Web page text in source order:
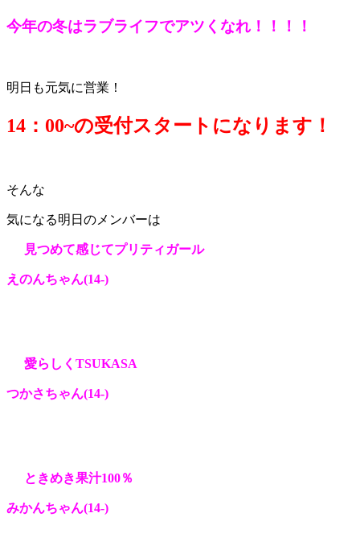
今年の冬はラブライフでアツくなれ！！！！
明日も元気に営業！
14：00~の受付スタートになります！
そんな
気になる明日のメンバーは
見つめて感じてプリティガール
えのんちゃん(14-)
愛らしくTSUKASA
つかさちゃん(14-)
ときめき果汁100％
みかんちゃん(14-)